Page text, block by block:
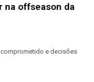
na offseason da
e decisões